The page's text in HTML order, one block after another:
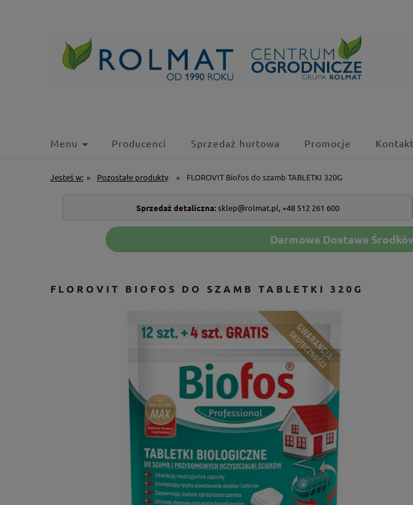
Menu Producenci Sprzedaż hurtowa Promocje Kontakt
Jesteś w: » Pozostałe produkty » FLOROVIT Biofos do szamb TABLETKI 320G
Sprzedaż detaliczna: sklep@rolmat.pl, +48 512 261 600
Darmowa Dostawa
FLOROVIT BIOFOS DO SZAMB TABLETKI 320G